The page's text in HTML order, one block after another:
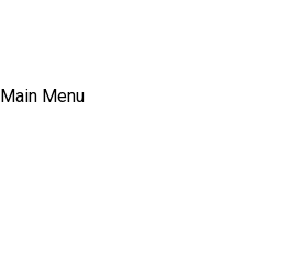
Main Menu